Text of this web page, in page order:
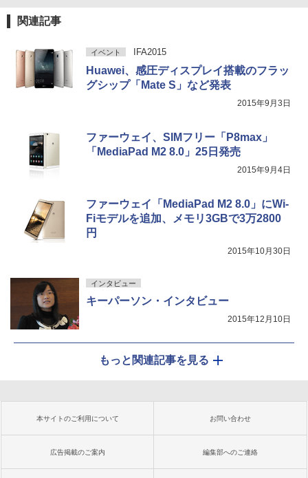
関連記事
イベント IFA2015
Huawei、感圧ディスプレイ搭載のフラッ
グシップ「Mate S」など発表
2015年9月3日
ファーウェイ、SIMフリー「P8max」
「MediaPad M2 8.0」25日発売
2015年9月4日
ファーウェイ「MediaPad M2 8.0」にWi-
Fiモデルを追加、メモリ3GBで3万2800
円
2015年10月30日
インタビュー
キーパーソン・インタビュー
2015年12月10日
もっと関連記事を見る
本サイトのご利用について お問い合わせ
広告掲載のご案内 編集部へのご連絡